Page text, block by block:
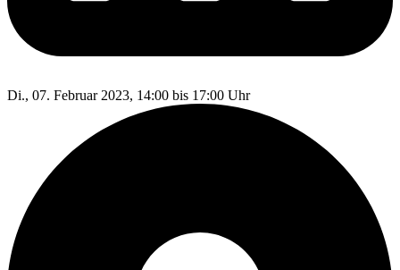
Di., 07. Februar 2023, 14:00 bis 17:00 Uhr